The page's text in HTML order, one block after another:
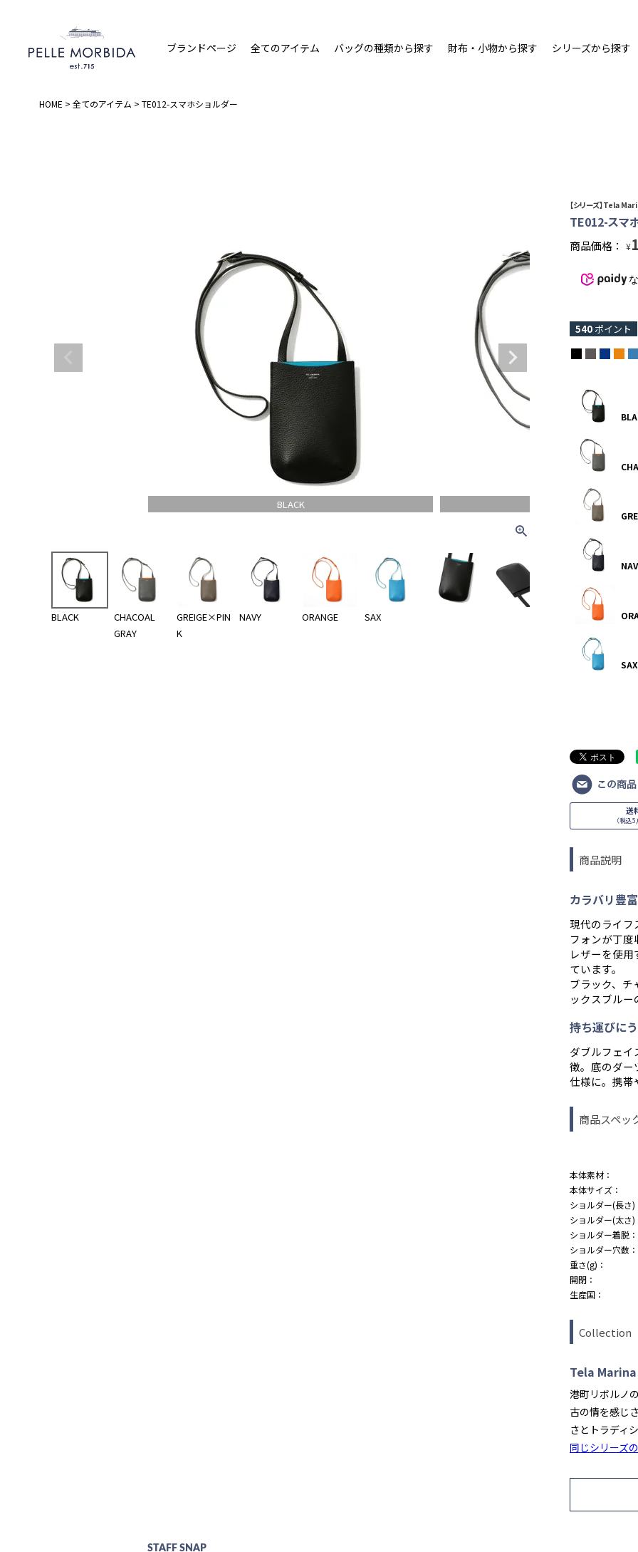
ブランドページ 全てのアイテム バッグの種類から探す 財布・小物から探す シリーズから探す
HOME 全てのアイテム TE012-スマホショルダー
カートに入れる
カートに入れる
BLACK CHACOAL GRAY
BLACK
CHACOAL
GRAY
GREIGE×PIN
K
NAVY ORANGE SAX
【シリーズ】Tela
TE012-スマ
商品価格： ¥
540 ポイント
SAX
送
（税込
商品説明
カラバリ豊
現代のライフ
フォンが丁
レザーを使
ています。
ブラック、チ
ックスブルー
持ち運びに
ダブルフェイ
徴。底のダー
仕様に。携帯
商品スペッ
本体素材：
本体サイズ：
ショルダー(長さ)
ショルダー(太さ)
ショルダー着脱：
ショルダー穴数：
重さ(g)：
開閉：
生産国：
Collection
Tela Marina
港町リボルノ
古の情を感じ
さとトラディ
同じシリーズ
STAFF SNAP